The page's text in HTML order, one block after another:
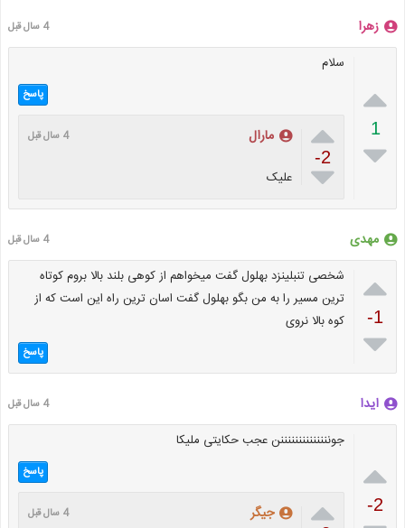
زهرا 4 سال قبل

1

سلام
پاسخ

-2

مارال 4 سال قبل
علیک
مهدی 4 سال قبل

-1

شخصی تنبلینزد بهلول گفت میخواهم از کوهی بلند بالا بروم کوتاه
ترین مسیر را به من بگو بهلول گفت اسان ترین راه این است که از
کوه بالا نروی
پاسخ
ایدا 4 سال قبل

-2
جوننننننننننننننن عجب حکایتی ملیکا
پاسخ
 جیگر 4 سال قبل